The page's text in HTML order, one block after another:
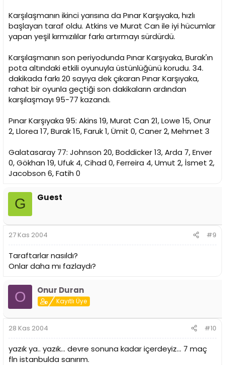
Karşılaşmanın ikinci yarısına da Pınar Karşıyaka, hızlı
başlayan taraf oldu. Atkins ve Murat Can ile iyi hücumlar
yapan yeşil kırmızılılar farkı artırmayı sürdürdü.
Karşılaşmanın son periyodunda Pınar Karşıyaka, Burak'ın
pota altındaki etkili oyunuyla üstünlüğünü korudu. 34.
dakikada farkı 20 sayıya dek çıkaran Pınar Karşıyaka,
rahat bir oyunla geçtiği son dakikaların ardından
karşılaşmayı 95-77 kazandı.
Pınar Karşıyaka 95: Akins 19, Murat Can 21, Lowe 15, Onur
2, Llorea 17, Burak 15, Faruk 1, Ümit 0, Caner 2, Mehmet 3
Galatasaray 77: Johnson 20, Boddicker 13, Arda 7, Enver
0, Gökhan 19, Ufuk 4, Cihad 0, Ferreira 4, Umut 2, İsmet 2,
Jacobson 6, Fatih 0
G Guest
27 Kas 2004 #9
Taraftarlar nasıldı?
Onlar daha mı fazlaydı?
O Onur Duran
Kayıtlı Üye
28 Kas 2004 #10
yazık ya.. yazık... devre sonuna kadar içerdeyiz... 7 maç
fln istanbulda sanırım.